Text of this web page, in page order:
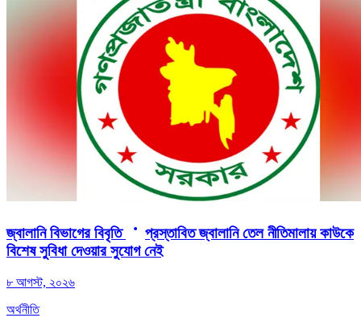
জ্বালানি বিভাগের বিবৃতি
প্রস্তাবিত জ্বালানি তেল নীতিমালায় কাউকে
বিশেষ সুবিধা দেওয়ার সুযোগ নেই
৮ আগস্ট, ২০২৬
অর্থনীতি